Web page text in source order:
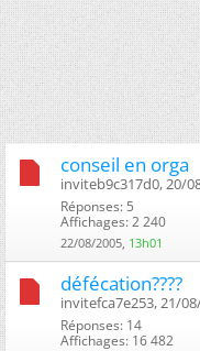
conseil en orga
inviteb9c317d0, 20/
Réponses: 5
Affichages: 2 240
22/08/2005, 13h01
défécation????
invitefca7e253, 21/
Réponses: 14
Affichages: 16 482